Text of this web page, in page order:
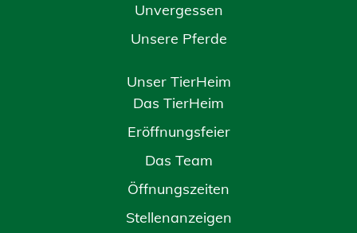
Unvergessen
Unsere Pferde
Unser TierHeim
Das TierHeim
Eröffnungsfeier
Das Team
Öffnungszeiten
Stellenanzeigen